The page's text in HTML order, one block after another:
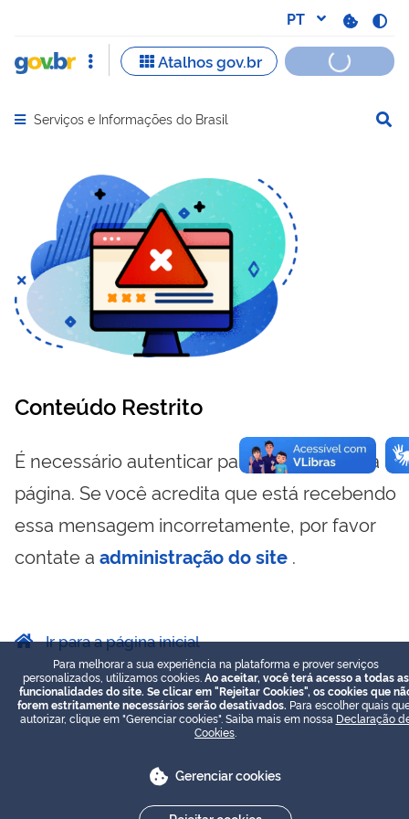
Abrir menu principal de navegação
Serviços e Informações do Brasil
Conteúdo Restrito
É necessário autenticar para visualizar essa
página. Se você acredita que está recebendo
essa mensagem incorretamente, por favor
contate a administração do site .
Ir para a página inicial
Para melhorar a sua experiência na plataforma e prover serviços
personalizados, utilizamos cookies. Ao aceitar, você terá acesso a todas as
funcionalidades do site. Se clicar em "Rejeitar Cookies", os cookies que
forem estritamente necessários serão desativados. Para escolher quais
autorizar, clique em "Gerenciar cookies". Saiba mais em nossa Declaração
Cookies
Gerenciar cookies